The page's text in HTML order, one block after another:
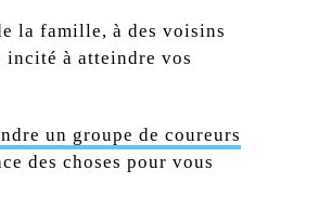
la famille, à des voisins
incité à atteindre vos
un groupe de coureurs
des choses pour vous